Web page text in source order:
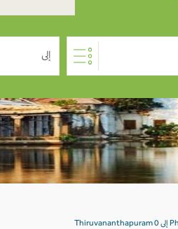
إلى